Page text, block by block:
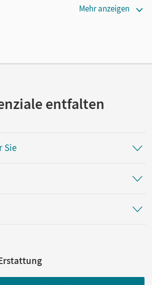
zum Print-Titel nutzen möchten.
Redeker, Dorothe; Brettschneider,
Mehr anzeigen
entfalten
Sie